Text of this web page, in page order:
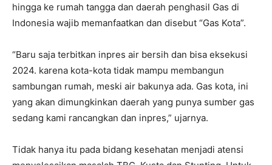
hingga ke rumah tangga dan daerah penghasil Gas di
Indonesia wajib memanfaatkan dan disebut “Gas Kota”.
“Baru saja terbitkan inpres air bersih dan bisa eksekusi
2024. karena kota-kota tidak mampu membangun
sambungan rumah, meski air bakunya ada. Gas kota, ini
yang akan dimungkinkan daerah yang punya sumber gas
sedang kami rancangkan dan inpres,” ujarnya.
Tidak hanya itu pada bidang kesehatan menjadi atensi